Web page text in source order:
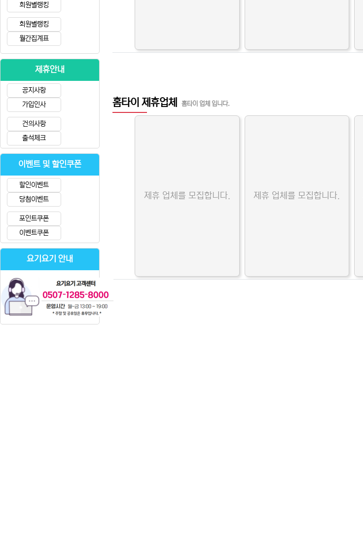
홈타이 제휴업체 홈타이 업체 입니다.
제휴 업체를 모집합니다. 제휴 업체를 모집합니다.
회원별랭킹
회원별랭킹
월간집계표
제휴안내
공지사항
가입인사
건의사항
출석체크
이벤트 및 할인쿠폰
할인이벤트
당첨이벤트
포인트쿠폰
이벤트쿠폰
요기요기 안내